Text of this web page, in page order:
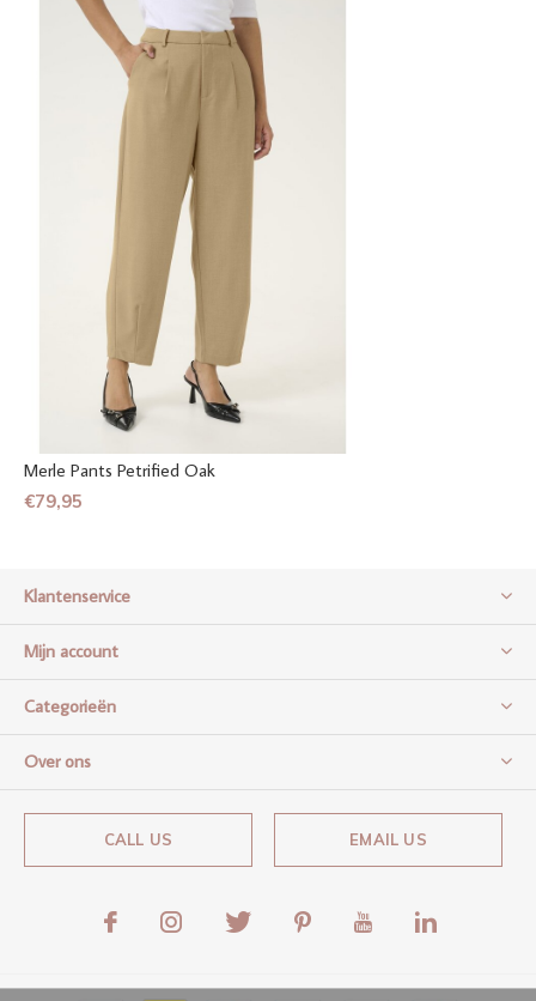
Merle Pants Petrified Oak
€79,95
Klantenservice
Mijn account
Categorieën
Over ons
CALL US EMAIL US